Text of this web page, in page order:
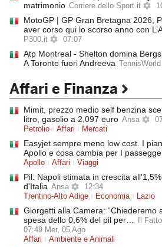
matrimonio Corriere dello Sport.it
MotoGP | GP Gran Bretagna 2026,
aver corso qui lo scorso anno con
P300.it 07:07
Atp Montreal - Shelton domina
A Toronto fuori Andreeva
Affari e Finanza
Mimit, prezzo medio self benzina
litro, gasolio a 2,097 euro Ansa
Petrolio
Affari Mercati
Easyjet sempre meno low cost. I
Apollo e cosa cambia per I
Apollo
Affari Viaggi
Pil: Napoli stimata in crescita
d'Italia Ansa
12:34
Trentino-Alto Adige
Economia Lazio
Giorgetti alla Camera: “Chiederemo
spesa dello 0,6% del pil per…
Il
07:49 Mer, 05 Ago
Affari
Ambiente e Animali